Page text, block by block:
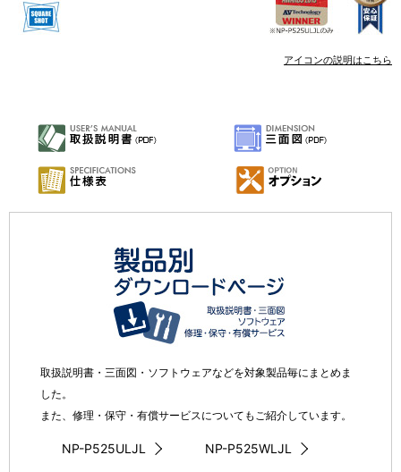
アイコンの説明はこちら
取扱説明書・三面図・ソフトウェアなどを対象製品毎にまとめま
した。
また、修理・保守・有償サービスについてもご紹介しています。
NP-P525ULJL NP-P525WLJL